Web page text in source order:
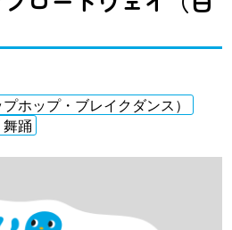
ホップ・ブレイクダンス）
踊